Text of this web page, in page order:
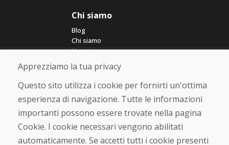
Chi siamo
Blog
Chi siamo
Negozio
Acquistare
Negozio online
Termini e condizioni commerciali
Spedizione e pagamento
Apprezziamo la tua privacy
Questo sito utilizza i cookie per fornirti un'ottima
esperienza di navigazione. Tutte le informazioni
importanti possono essere trovate nella pagina
Cookie. I cookie necessari vengono abilitati
automaticamente. Se accetti tutti i cookie presenti